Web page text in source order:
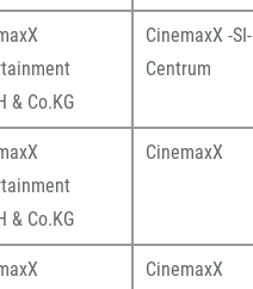
& Co.KG
CinemaxX -SI-
Centrum
& Co.KG
CinemaxX
CinemaxX